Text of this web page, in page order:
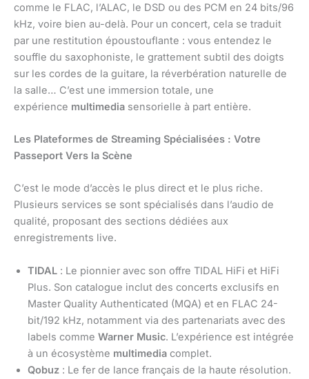
comme le FLAC, l’ALAC, le DSD ou des PCM en 24 bits/96
kHz, voire bien au-delà. Pour un concert, cela se traduit
par une restitution époustouflante : vous entendez le
souffle du saxophoniste, le grattement subtil des doigts
sur les cordes de la guitare, la réverbération naturelle de
la salle… C’est une immersion totale, une
expérience multimedia sensorielle à part entière.
Les Plateformes de Streaming Spécialisées : Votre
Passeport Vers la Scène
C’est le mode d’accès le plus direct et le plus riche.
Plusieurs services se sont spécialisés dans l’audio de
qualité, proposant des sections dédiées aux
enregistrements live.
TIDAL : Le pionnier avec son offre TIDAL HiFi et HiFi
Plus. Son catalogue inclut des concerts exclusifs en
Master Quality Authenticated (MQA) et en FLAC 24-
bit/192 kHz, notamment via des partenariats avec des
labels comme Warner Music. L’expérience est intégrée
à un écosystème multimedia complet.
Qobuz : Le fer de lance français de la haute résolution.